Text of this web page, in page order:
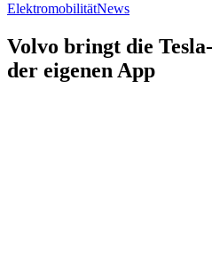
ElektromobilitätNews
Volvo bringt die
der eigenen App